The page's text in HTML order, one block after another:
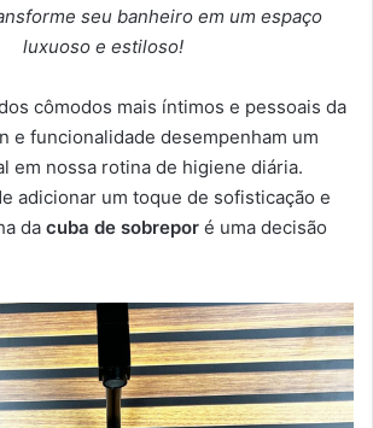
seu banheiro em um espaço
luxuoso e estiloso!
cômodos mais íntimos e pessoais da
e funcionalidade desempenham um
em nossa rotina de higiene diária.
adicionar um toque de sofisticação e
da cuba de sobrepor é uma decisão